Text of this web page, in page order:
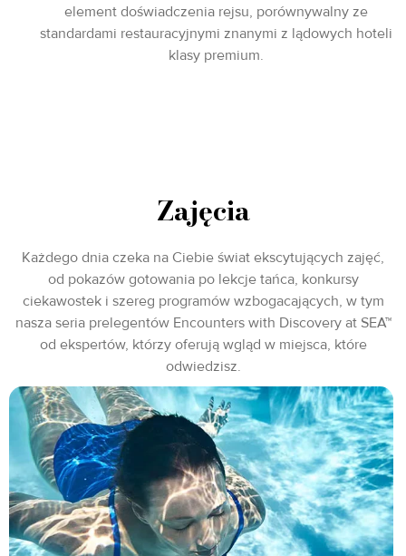
element doświadczenia rejsu, porównywalny ze
standardami restauracyjnymi znanymi z lądowych hoteli
klasy premium.
Zajęcia
Każdego dnia czeka na Ciebie świat ekscytujących zajęć,
od pokazów gotowania po lekcje tańca, konkursy
ciekawostek i szereg programów wzbogacających, w tym
nasza seria prelegentów Encounters with Discovery at SEA™
od ekspertów, którzy oferują wgląd w miejsca, które
odwiedzisz.